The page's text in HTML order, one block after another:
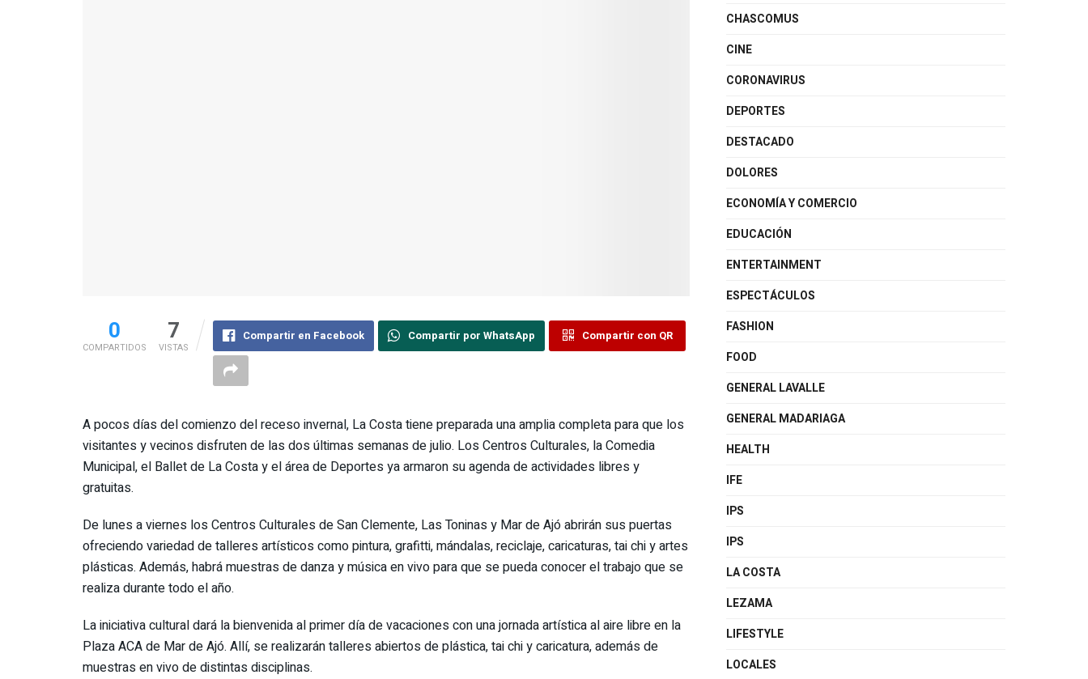
0
COMPARTIDOS
7
VISTAS
Compartir en Facebook Compartir por WhatsApp Compartir con QR
A pocos días del comienzo del receso invernal, La Costa tiene preparada una amplia completa para que los
visitantes y vecinos disfruten de las dos últimas semanas de julio. Los Centros Culturales, la Comedia
Municipal, el Ballet de La Costa y el área de Deportes ya armaron su agenda de actividades libres y
gratuitas.
De lunes a viernes los Centros Culturales de San Clemente, Las Toninas y Mar de Ajó abrirán sus puertas
ofreciendo variedad de talleres artísticos como pintura, grafitti, mándalas, reciclaje, caricaturas, tai chi y artes
plásticas. Además, habrá muestras de danza y música en vivo para que se pueda conocer el trabajo que se
realiza durante todo el año.
La iniciativa cultural dará la bienvenida al primer día de vacaciones con una jornada artística al aire libre en la
Plaza ACA de Mar de Ajó. Allí, se realizarán talleres abiertos de plástica, tai chi y caricatura, además de
muestras en vivo de distintas disciplinas.
CHASCOMUS
CINE
CORONAVIRUS
DEPORTES
DESTACADO
DOLORES
ECONOMÍA Y COMERCIO
EDUCACIÓN
ENTERTAINMENT
ESPECTÁCULOS
FASHION
FOOD
GENERAL LAVALLE
GENERAL MADARIAGA
HEALTH
IFE
IPS
IPS
LA COSTA
LEZAMA
LIFESTYLE
LOCALES